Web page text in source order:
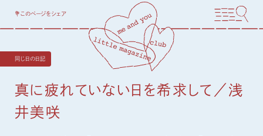
💐このページをシェア
同じ日の日記
真に疲れていない日を希求して／浅
井美咲